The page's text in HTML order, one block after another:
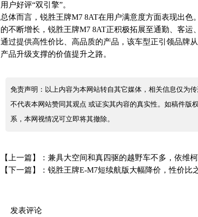
用户好评“双引擎”。
总体而言，锐胜王牌M7 8AT在用户满意度方面表现出
的不断增长，锐胜王牌M7 8AT正积极拓展至通勤、客运
通过提供高性价比、高品质的产品，该车型正引领品牌
产品升级支撑的价值提升之路。
免责声明：以上内容为本网站转自其它媒体，相关信息仅为
不代表本网站赞同其观点 或证实其内容的真实性。如稿件版
系，本网视情况可立即将其撤除。
【上一篇】： 兼具大空间和真四驱的越野车不多，依维柯
【下一篇】： 锐胜王牌E-M7短续航版大幅降价，性价比
发表评论